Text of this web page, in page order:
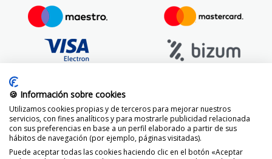
🍪 Información sobre cookies
Utilizamos cookies propias y de terceros para mejorar nuestros
servicios, con fines analíticos y para mostrarle publicidad relacionada
con sus preferencias en base a un perfil elaborado a partir de sus
hábitos de navegación (por ejemplo, páginas visitadas).
Puede aceptar todas las cookies haciendo clic en el botón «Aceptar